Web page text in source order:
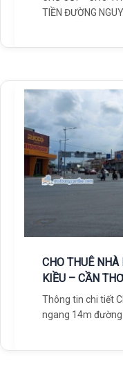
TIỀN ĐƯỜNG
CHO THUÊ
KIỀU – CẦN THƠ
Thông tin chi tiết
ngang 14m